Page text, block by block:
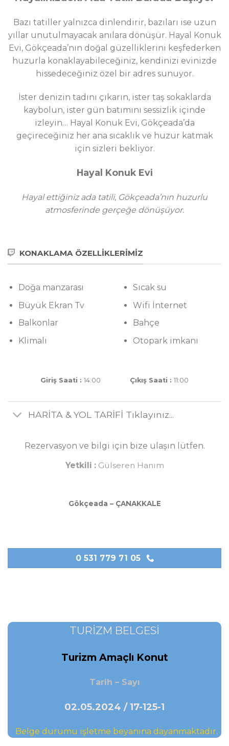
Bazı tatiller yalnızca dinlendirir, bazıları ise uzun
yıllar unutulmayacak anılara dönüşür. Hayal Konuk
Evi, Gökçeada’nın doğal güzelliklerini keşfederken
huzurla konaklayabileceğiniz, kendinizi evinizde
hissedeceğiniz özel bir adres sunuyor.
İster denizin tadını çıkarın, ister taş sokaklarda
kaybolun, ister gün batımını sessizlik içinde
izleyin… Hayal Konuk Evi, Gökçeada’da
geçireceğiniz her ana sıcaklık ve huzur katmak
için sizleri bekliyor.
Hayal Konuk Evi
Hayal ettiğiniz ada tatili, Gökçeada’nın huzurlu
atmosferinde gerçeğe dönüşüyor.
KONAKLAMA ÖZELLİKLERİMIZ
Doğa manzarası
Büyük Ekran Tv
Balkonlar
Klimalı
Sıcak su
Wifi İnternet
Bahçe
Otopark imkanı
Giriş Saati : 14:00 Çıkış Saati : 11:00
HARİTA & YOL TARİFİ Tıklayınız...
Rezervasyon ve bilgi için bize ulaşın lütfen.
Yetkili : Gülseren Hanım
Gökçeada – ÇANAKKALE
0 531 779 71 05
TURİZM BELGESİ
Turizm Amaçlı Konut
Tarih – Sayı
02.05.2024 / 17-125-1
Belge durumu işletme beyanına dayanmaktadır.